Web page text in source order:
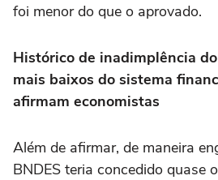
foi menor do que o aprovado.
Histórico de inadimplência
mais baixos do sistema
afirmam economistas
Além de afirmar, de maneira
BNDES teria concedido quase